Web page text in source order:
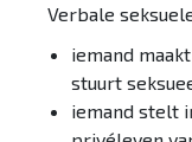
Verbale
iemand
stuurt
iemand stelt